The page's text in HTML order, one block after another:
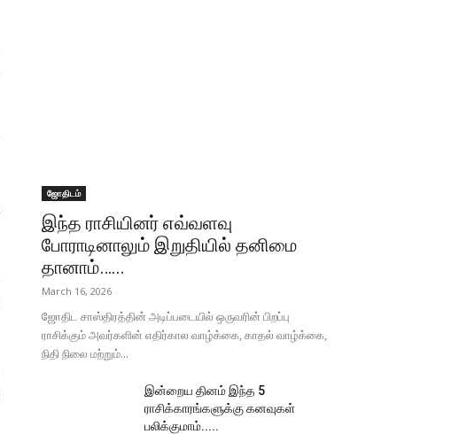
ஜோதிடம்
இந்த ராசியினர் எவ்வளவு
போராடினாலும் இறுதியில் தனிமை
தானாம்…...
March 16, 2026
ஜோதிட சாஸ்திரத்தின் அடிப்படையில் ஒருவரின் பிறப்பு
ராசிக்கும் அவர்களின் எதிர்கால வாழ்க்கை, காதல் வாழ்க்கை,
நிதி நிலை மற்றும்...
இன்றைய தினம் இந்த 5
ராசிக்காரங்களுக்கு கனவுகள்
பலிக்குமாம்.....